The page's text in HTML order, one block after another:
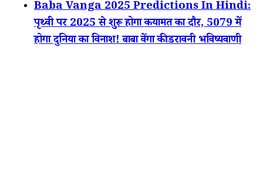
Baba Vanga 2025 Predictions In Hindi:
पृथ्वी पर 2025 से शुरू होगा कयामत का दौर, 5079 में
होगा दुनिया का विनाश! बाबा वेंगा की डरावनी भविष्यवाणी